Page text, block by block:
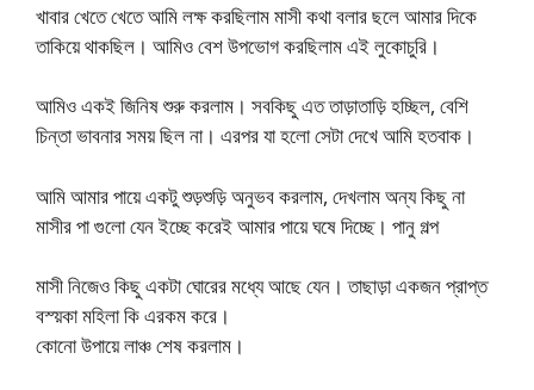
খাবার খেতে খেতে আমি লক্ষ করছিলাম মাসী কথা বলার ছলে আমার দিকে
তাকিয়ে থাকছিল। আমিও বেশ উপভোগ করছিলাম এই লুকোচুরি।
আমিও একই জিনিষ শুরু করলাম। সবকিছু এত তাড়াতাড়ি হচ্ছিল, বেশি
চিন্তা ভাবনার সময় ছিল না। এরপর যা হলো সেটা দেখে আমি হতবাক।
আমি আমার পায়ে একটু শুড়শুড়ি অনুভব করলাম, দেখলাম অন্য কিছু না
মাসীর পা গুলো যেন ইচ্ছে করেই আমার পায়ে ঘষে দিচ্ছে। পানু গল্প
মাসী নিজেও কিছু একটা ঘোরের মধ্যে আছে যেন। তাছাড়া একজন প্রাপ্ত
বস্য়কা মহিলা কি এরকম করে।
কোনো উপায়ে লাঞ্চ শেষ করলাম।